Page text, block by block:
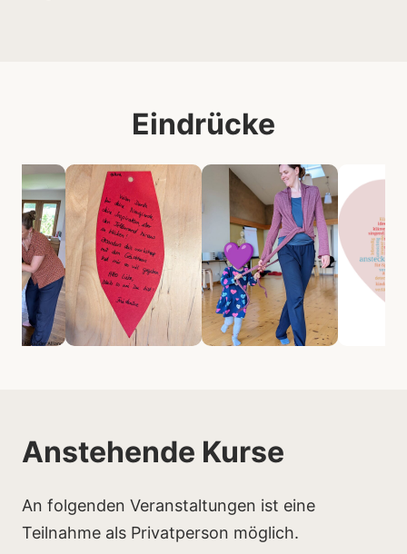
Eindrücke
Anstehende Kurse
An folgenden Veranstaltungen ist eine
Teilnahme als Privatperson möglich.